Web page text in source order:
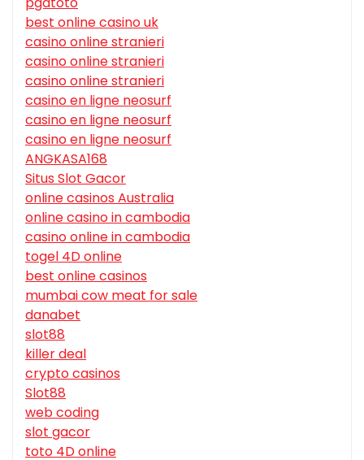
best online casino uk
casino online stranieri
casino online stranieri
casino online stranieri
casino en ligne neosurf
casino en ligne neosurf
casino en ligne neosurf
ANGKASA168
Situs Slot Gacor
online casinos Australia
online casino in cambodia
casino online in cambodia
togel 4D online
best online casinos
mumbai cow meat for sale
danabet
slot88
killer deal
crypto casinos
Slot88
web coding
slot gacor
toto 4D online